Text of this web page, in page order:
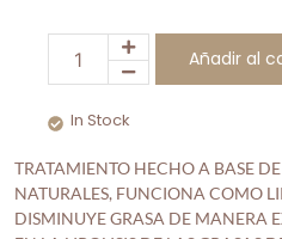
Añadir al
In Stock
TRATAMIENTO HECHO A BASE
NATURALES, FUNCIONA COMO
DISMINUYE GRASA DE MANERA